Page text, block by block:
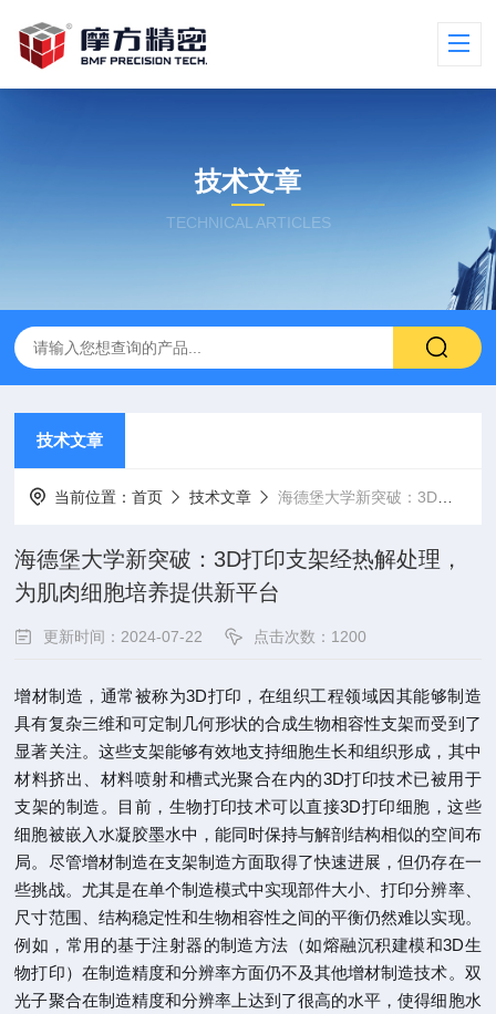
技术文章
TECHNICAL ARTICLES
技术文章
当前位置：首页 技术文章 海德堡大学新突破：3D打印支架经热解处理，为肌肉细胞培养提供新平台
海德堡大学新突破：3D打印支架经热解处理，
为肌肉细胞培养提供新平台
更新时间：2024-07-22 点击次数：1200
增材制造，通常被称为3D打印，在组织工程领域因其能够制造
具有复杂三维和可定制几何形状的合成生物相容性支架而受到了
显著关注。这些支架能够有效地支持细胞生长和组织形成，其中
材料挤出、材料喷射和槽式光聚合在内的3D打印技术已被用于
支架的制造。目前，生物打印技术可以直接3D打印细胞，这些
细胞被嵌入水凝胶墨水中，能同时保持与解剖结构相似的空间布
局。尽管增材制造在支架制造方面取得了快速进展，但仍存在一
些挑战。尤其是在单个制造模式中实现部件大小、打印分辨率、
尺寸范围、结构稳定性和生物相容性之间的平衡仍然难以实现。
例如，常用的基于注射器的制造方法（如熔融沉积建模和3D生
物打印）在制造精度和分辨率方面仍不及其他增材制造技术。双
光子聚合在制造精度和分辨率上达到了很高的水平，使得细胞水